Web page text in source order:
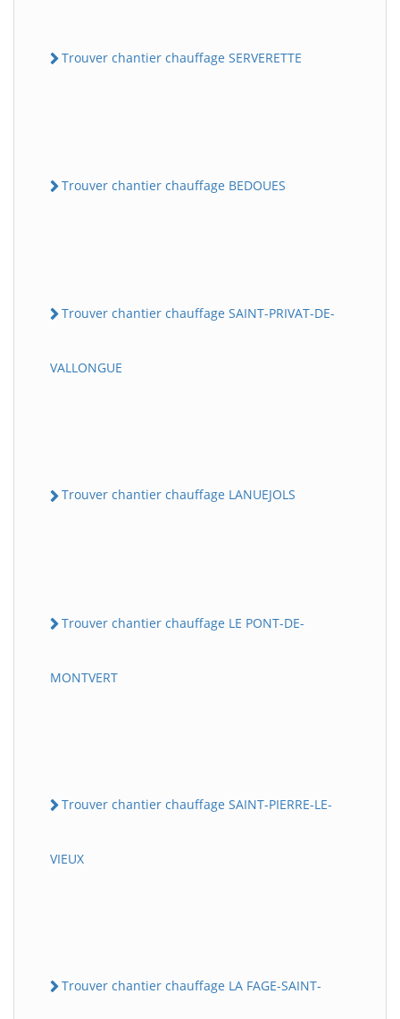
Trouver chantier chauffage SERVERETTE
Trouver chantier chauffage BEDOUES
Trouver chantier chauffage SAINT-PRIVAT-DE-
VALLONGUE
Trouver chantier chauffage LANUEJOLS
Trouver chantier chauffage LE PONT-DE-
MONTVERT
Trouver chantier chauffage SAINT-PIERRE-LE-
VIEUX
Trouver chantier chauffage LA FAGE-SAINT-